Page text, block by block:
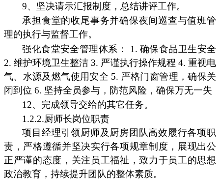
9、坚决请示汇报制度，总结讲评工作。
承担食堂的收尾事务并确保夜间巡查与值班管
理的执行与监督工作。
强化食堂安全管理体系： 1. 确保食品卫生安全
2. 维护环境卫生整洁 3. 严谨执行操作规程 4. 重视电
气、水源及燃气使用安全 5. 严格门窗管理，确保关
闭到位 6. 坚持全员参与，防范风险，确保万无一失
12、完成领导交给的其它任务。
1.2.2.厨师长岗位职责
项目经理引领厨师及厨房团队高效履行各项职
责，严格遵循并坚决实行各项规章制度，展现出公
正严谨的态度，关注员工福祉，致力于员工的思想
政治教育，持续提升团队的整体素质。